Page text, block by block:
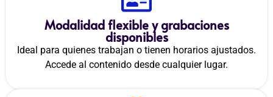
Modalidad flexible y grabaciones
disponibles
Ideal para quienes trabajan o tienen horarios ajustados.
Accede al contenido desde cualquier lugar.